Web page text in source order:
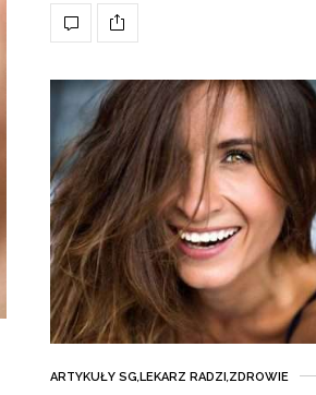
ARTYKUŁY SG,LEKARZ RADZI,ZDROWIE